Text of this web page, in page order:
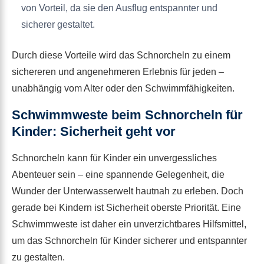
von Vorteil, da sie den Ausflug entspannter und
sicherer gestaltet.
Durch diese Vorteile wird das Schnorcheln zu einem
sichereren und angenehmeren Erlebnis für jeden –
unabhängig vom Alter oder den Schwimmfähigkeiten.
Schwimmweste beim Schnorcheln für
Kinder: Sicherheit geht vor
Schnorcheln kann für Kinder ein unvergessliches
Abenteuer sein – eine spannende Gelegenheit, die
Wunder der Unterwasserwelt hautnah zu erleben. Doch
gerade bei Kindern ist Sicherheit oberste Priorität. Eine
Schwimmweste ist daher ein unverzichtbares Hilfsmittel,
um das Schnorcheln für Kinder sicherer und entspannter
zu gestalten.